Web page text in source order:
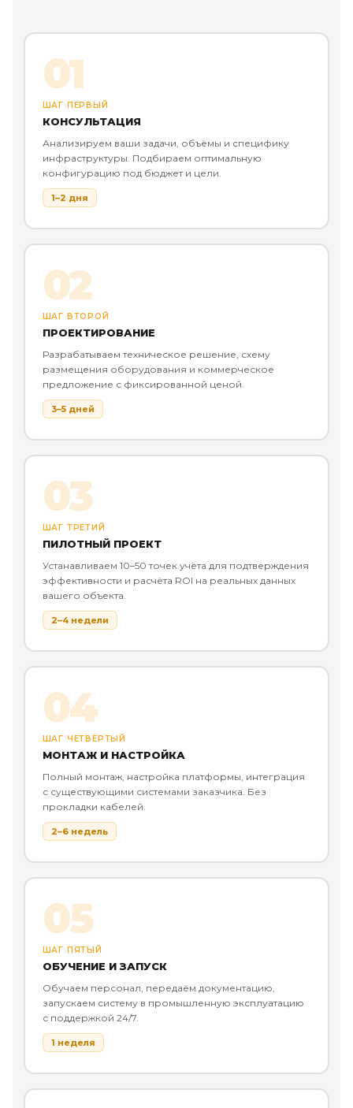
01
ШАГ ПЕРВЫЙ
КОНСУЛЬТАЦИЯ
Анализируем ваши задачи, объёмы и специфику
инфраструктуры. Подбираем оптимальную
конфигурацию под бюджет и цели.
1–2 дня
02
ШАГ ВТОРОЙ
ПРОЕКТИРОВАНИЕ
Разрабатываем техническое решение, схему
размещения оборудования и коммерческое
предложение с фиксированной ценой.
3–5 дней
03
ШАГ ТРЕТИЙ
ПИЛОТНЫЙ ПРОЕКТ
Устанавливаем 10–50 точек учёта для подтверждения
эффективности и расчёта ROI на реальных данных
вашего объекта.
2–4 недели
04
ШАГ ЧЕТВЁРТЫЙ
МОНТАЖ И НАСТРОЙКА
Полный монтаж, настройка платформы, интеграция
с существующими системами заказчика. Без
прокладки кабелей.
2–6 недель
05
ШАГ ПЯТЫЙ
ОБУЧЕНИЕ И ЗАПУСК
Обучаем персонал, передаём документацию,
запускаем систему в промышленную эксплуатацию
с поддержкой 24/7.
1 неделя